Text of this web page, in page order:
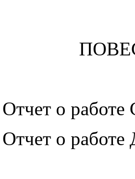
о работе
о работе